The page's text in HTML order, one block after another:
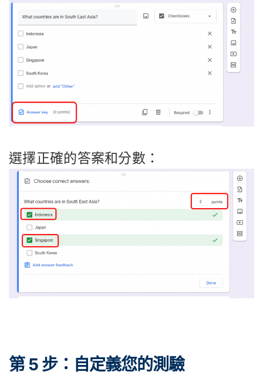
選擇正確的答案和分數：
第 5 步：自定義您的測驗